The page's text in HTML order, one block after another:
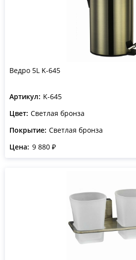
Ведро 5L K-645
Артикул: K-645
Цвет: Светлая бронза
Покрытие: Светлая бронза
Цена: 9 880 ₽